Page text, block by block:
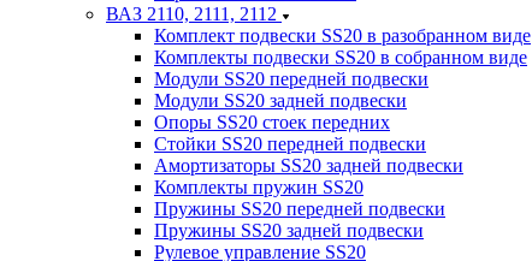
ВАЗ 2110, 2111, 2112
Комплект подвески SS20 в разобранном виде
Комплекты подвески SS20 в собранном виде
Модули SS20 передней подвески
Модули SS20 задней подвески
Опоры SS20 стоек передних
Стойки SS20 передней подвески
Амортизаторы SS20 задней подвески
Комплекты пружин SS20
Пружины SS20 передней подвески
Пружины SS20 задней подвески
Рулевое управление SS20